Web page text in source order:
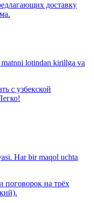
доставку
lotindan kirillga va
с узбекской
Har bir maqol uchta
поговорок на трёх